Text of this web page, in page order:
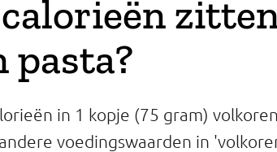
pasta?
in 1 kopje (75 gram)
voedingswaarden in